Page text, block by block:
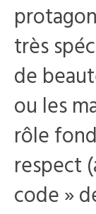
très
de
ou les
rôle
respect
code »